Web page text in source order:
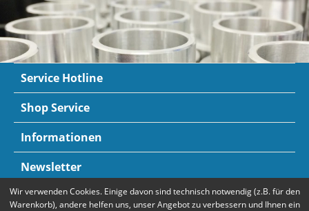
Service Hotline
Shop Service
Informationen
Newsletter
Zahlungsarten Mehr Informationen
Wir verwenden Cookies. Einige davon sind technisch notwendig (z.B. für den
Warenkorb), andere helfen uns, unser Angebot zu verbessern und Ihnen ein